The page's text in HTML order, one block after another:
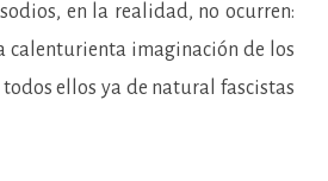
en la realidad, no ocurren:
calenturienta imaginación de los
todos ellos ya de natural fascistas